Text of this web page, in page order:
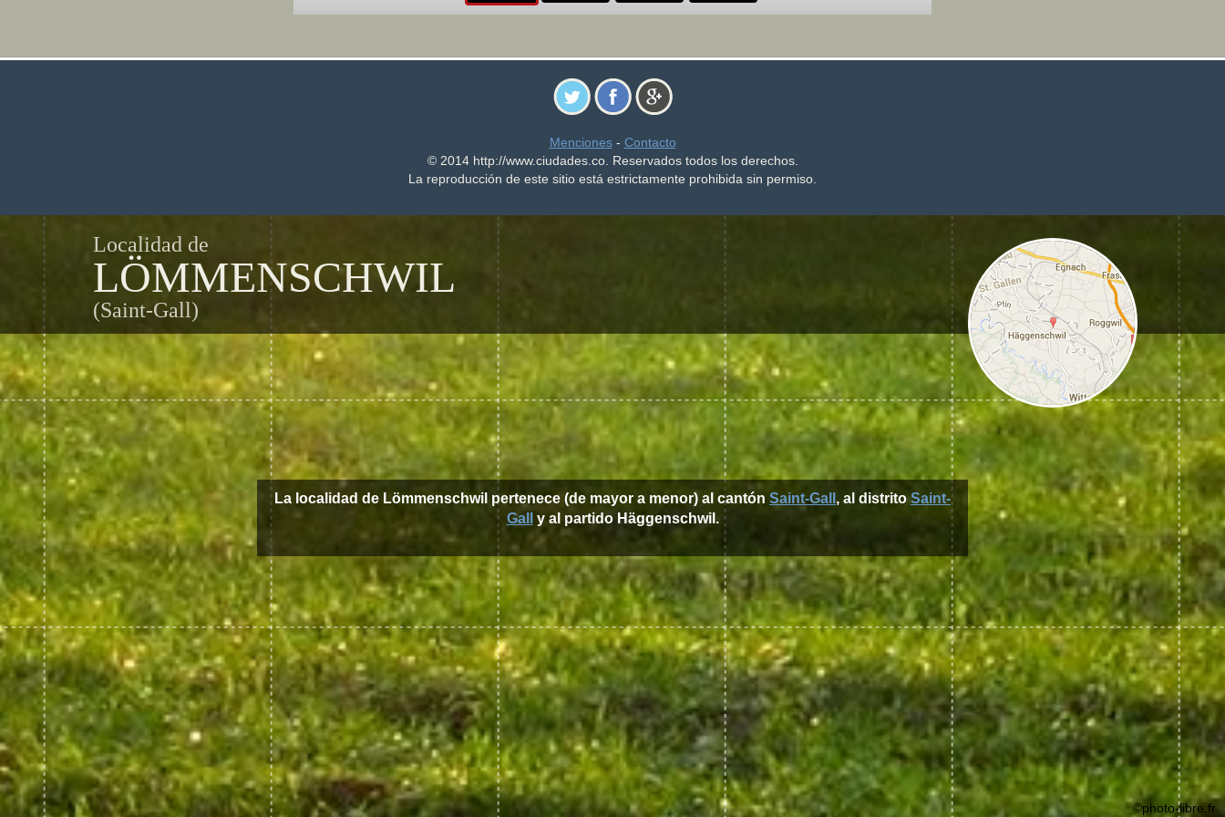
Menciones- Contacto
© 2014 http://www.ciudades.co. Reservados todos los derechos.
La reproducción de este sitio está estrictamente prohibida sin permiso.
Localidad de
LÖMMENSCHWIL
(Saint-Gall)
La localidad de Lömmenschwil pertenece (de mayor a menor) al cantón Saint-Gall , al distrito Saint-
Gall
y al partido Häggenschwil.
©photo-libre.fr